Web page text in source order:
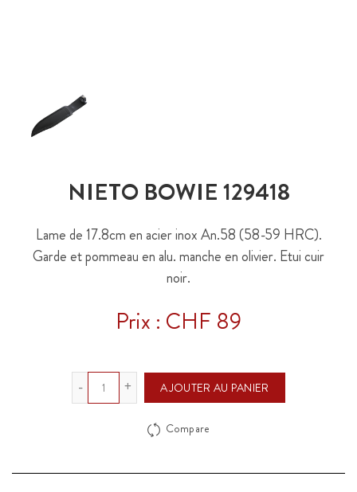
NIETO BOWIE 129418
Lame de 17.8cm en acier inox An.58 (58-59 HRC).
Garde et pommeau en alu. manche en olivier. Etui cuir
noir.
Prix : CHF 89
Quantité
AJOUTER AU PANIER
Compare